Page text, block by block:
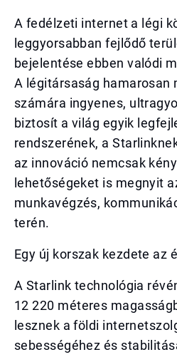
A fedélzeti internet a légi
leggyorsabban fejlődő
bejelentése ebben valódi
A légitársaság hamarosan
számára ingyenes,
biztosít a világ egyik
rendszerének, a
az innováció nemcsak
lehetőségeket is megnyit
munkavégzés,
terén.
Egy új korszak kezdete az
A Starlink technológia
12 220 méteres
lesznek a földi
sebességéhez és